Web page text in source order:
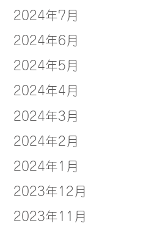
2024年7月
2024年6月
2024年5月
2024年4月
2024年3月
2024年2月
2024年1月
2023年12月
2023年11月